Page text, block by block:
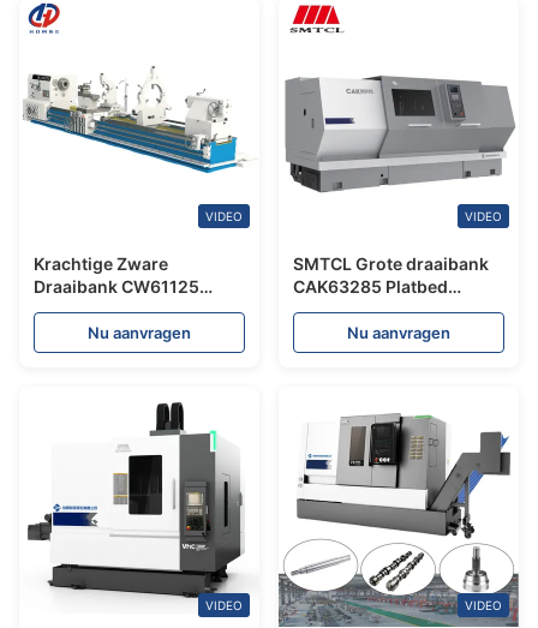
VIDEO
Krachtige Zware
Draaibank CW61125
Grote Spindelboring
130mm Gewone
Horizontale Engine
Nu aanvragen
VIDEO
SMTCL Grote draaibank
CAK63285 Platbed
Metalen CNC draaibank
Zware draaibank Grote
horizontale draaibank
Nu aanvragen
VIDEO VIDEO